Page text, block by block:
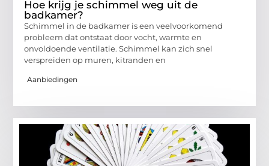
Hoe krijg je schimmel weg uit de
badkamer?
Schimmel in de badkamer is een veelvoorkomend
probleem dat ontstaat door vocht, warmte en
onvoldoende ventilatie. Schimmel kan zich snel
verspreiden op muren, kitranden en
Aanbiedingen